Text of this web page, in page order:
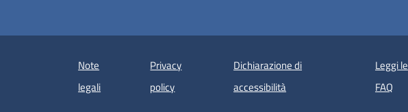
Note
legali
Privacy
policy
Dichiarazione di
accessibilità (apre in un'altra scheda).
Leggi le
FAQ